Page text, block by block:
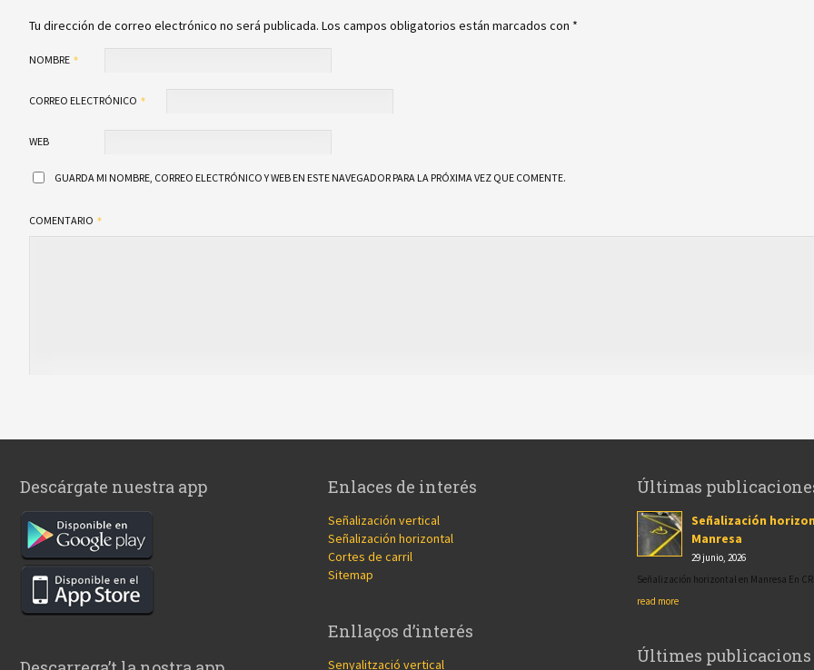
Tu dirección de correo electrónico no será publicada. Los campos obligatorios están marcados con *
NOMBRE
CORREO ELECTRÓNICO
WEB
GUARDA MI NOMBRE, CORREO ELECTRÓNICO Y WEB EN ESTE NAVEGADOR PARA LA PRÓXIMA VEZ QUE COMENTE.
COMENTARIO
Descárgate nuestra app Enlaces de interés
Señalización vertical
Señalización horizontal
Cortes de carril
Sitemap
Enllaços d’interés
Senyalització vertical
Últimas
Señalización
Manresa
29 junio, 2026
Señalización horizontal en Manresa En
read more
Últimes publicacions